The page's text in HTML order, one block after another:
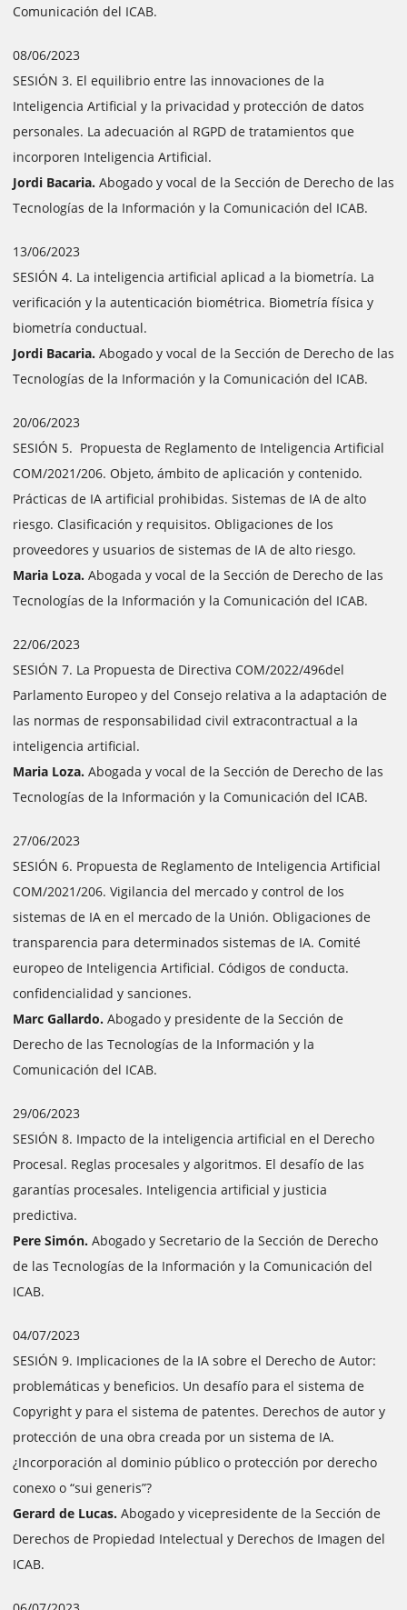
Comunicación del ICAB.
08/06/2023
SESIÓN 3. El equilibrio entre las innovaciones de la
Inteligencia Artificial y la privacidad y protección de datos
personales. La adecuación al RGPD de tratamientos que
incorporen Inteligencia Artificial.
Jordi Bacaria. Abogado y vocal de la Sección de Derecho de las
Tecnologías de la Información y la Comunicación del ICAB.
13/06/2023
SESIÓN 4. La inteligencia artificial aplicad a la biometría. La
verificación y la autenticación biométrica. Biometría física y
biometría conductual.
Jordi Bacaria. Abogado y vocal de la Sección de Derecho de las
Tecnologías de la Información y la Comunicación del ICAB.
20/06/2023
SESIÓN 5. Propuesta de Reglamento de Inteligencia Artificial
COM/2021/206. Objeto, ámbito de aplicación y contenido.
Prácticas de IA artificial prohibidas. Sistemas de IA de alto
riesgo. Clasificación y requisitos. Obligaciones de los
proveedores y usuarios de sistemas de IA de alto riesgo.
Maria Loza. Abogada y vocal de la Sección de Derecho de las
Tecnologías de la Información y la Comunicación del ICAB.
22/06/2023
SESIÓN 7. La Propuesta de Directiva COM/2022/496del
Parlamento Europeo y del Consejo relativa a la adaptación de
las normas de responsabilidad civil extracontractual a la
inteligencia artificial.
Maria Loza. Abogada y vocal de la Sección de Derecho de las
Tecnologías de la Información y la Comunicación del ICAB.
27/06/2023
SESIÓN 6. Propuesta de Reglamento de Inteligencia Artificial
COM/2021/206. Vigilancia del mercado y control de los
sistemas de IA en el mercado de la Unión. Obligaciones de
transparencia para determinados sistemas de IA. Comité
europeo de Inteligencia Artificial. Códigos de conducta.
confidencialidad y sanciones.
Marc Gallardo. Abogado y presidente de la Sección de
Derecho de las Tecnologías de la Información y la
Comunicación del ICAB.
29/06/2023
SESIÓN 8. Impacto de la inteligencia artificial en el Derecho
Procesal. Reglas procesales y algoritmos. El desafío de las
garantías procesales. Inteligencia artificial y justicia
predictiva.
Pere Simón. Abogado y Secretario de la Sección de Derecho
de las Tecnologías de la Información y la Comunicación del
ICAB.
04/07/2023
SESIÓN 9. Implicaciones de la IA sobre el Derecho de Autor:
problemáticas y beneficios. Un desafío para el sistema de
Copyright y para el sistema de patentes. Derechos de autor y
protección de una obra creada por un sistema de IA.
¿Incorporación al dominio público o protección por derecho
conexo o “sui generis”?
Gerard de Lucas. Abogado y vicepresidente de la Sección de
Derechos de Propiedad Intelectual y Derechos de Imagen del
ICAB.